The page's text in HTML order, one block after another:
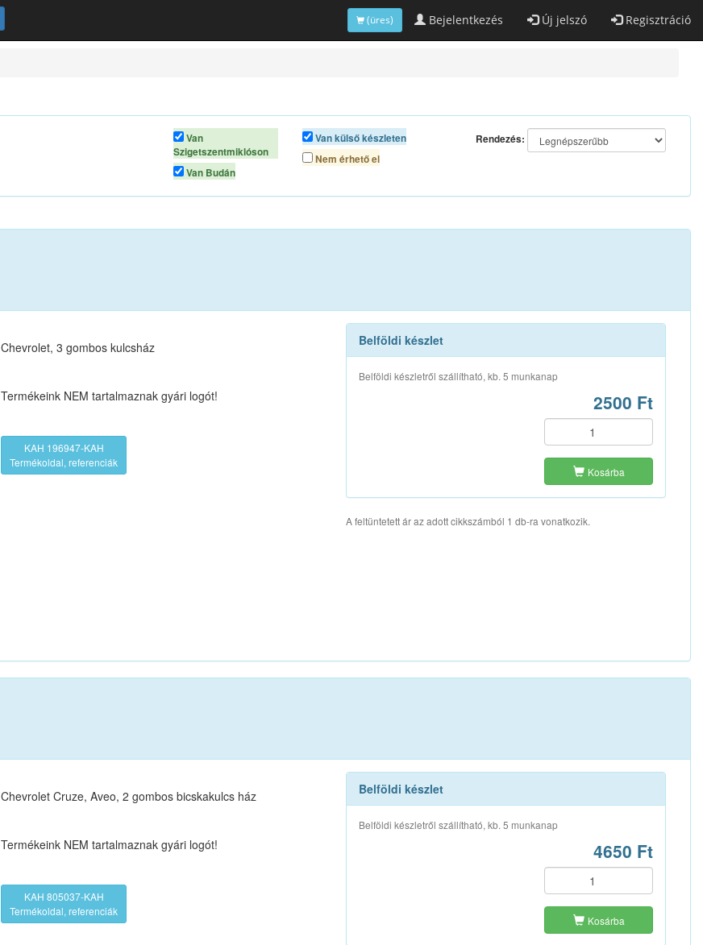
Bejelentkezés Új jelszó Regisztráció
(üres)
Van
Szigetszentmiklóson
Van Budán
Van külső készleten
Nem érhető el
Rendezés:
Chevrolet, 3 gombos kulcsház
Termékeink NEM tartalmaznak gyári logót!
KAH 196947-KAH
Termékoldal, referenciák
Belföldi készlet
Belföldi készletről szállítható, kb. 5 munkanap
2500 Ft
Kosárba
A feltüntetett ár az adott cikkszámból 1 db-ra vonatkozik.
Chevrolet Cruze, Aveo, 2 gombos bicskakulcs ház
Termékeink NEM tartalmaznak gyári logót!
KAH 805037-KAH
Termékoldal, referenciák
Belföldi készlet
Belföldi készletről szállítható, kb. 5 munkanap
4650 Ft
Kosárba